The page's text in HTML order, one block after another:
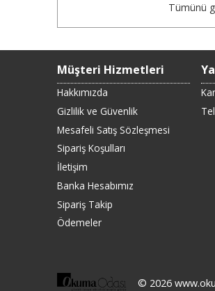
Tümünü
Müşteri Hizmetleri
Hakkımızda
Gizlilik ve Güvenlik
Mesafeli Satış Sözleşmesi
Sipariş Koşulları
İletişim
Banka Hesabımız
Sipariş Takip
Ödemeler
© 2026